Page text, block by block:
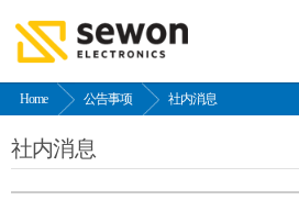
Home 公告事项 社内消息
社内消息